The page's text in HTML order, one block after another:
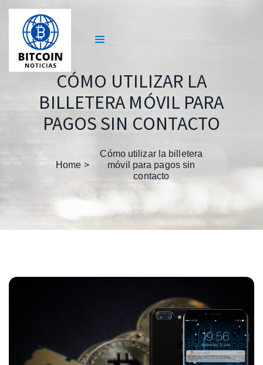
CÓMO UTILIZAR LA
BILLETERA MÓVIL PARA
PAGOS SIN CONTACTO
Home
Cómo utilizar la billetera
móvil para pagos sin
contacto
Navegación
entradas